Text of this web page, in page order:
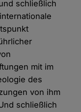
schließlich
mit im
des
von ihm
schließlich